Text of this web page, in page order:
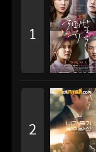
1
2